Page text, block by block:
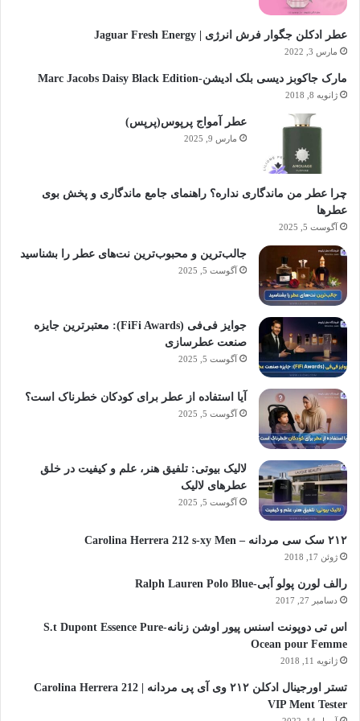
عطر ادکلن جگوار فرش انرژی | Jaguar Fresh Energy
مارس 3, 2022
مارک جاکوبز دیسی بلک ادیشن-Marc Jacobs Daisy Black Edition
ژانویه 8, 2018
عطر آمواج پرپوس(پرپس)
مارس 9, 2025
چرا عطر من ماندگاری نداره؟ راهنمای جامع ماندگاری و پخش بوی
عطرها
آگوست 5, 2025
جالب‌ترین و محبوب‌ترین نت‌های عطر را بشناسید
آگوست 5, 2025
جوایز فی‌فی (FiFi Awards): معتبرترین جایزه
صنعت عطرسازی
آگوست 5, 2025
آیا استفاده از عطر برای کودکان خطرناک است؟
آگوست 5, 2025
لالیک بیوتی: تلفیق هنر، علم و کیفیت در خلق
عطرهای لالیک
آگوست 5, 2025
۲۱۲ سک سی مردانه – Carolina Herrera 212 s-xy Men
ژوئن 17, 2018
رالف لورن پولو آبی-Ralph Lauren Polo Blue
دسامبر 27, 2017
اس تی دوپونت اسنس پیور اوشن زنانه-S.t Dupont Essence Pure
Ocean pour Femme
ژانویه 11, 2018
تستر اورجینال ادکلن ۲۱۲ وی آی پی مردانه | Carolina Herrera 212
VIP Ment Tester